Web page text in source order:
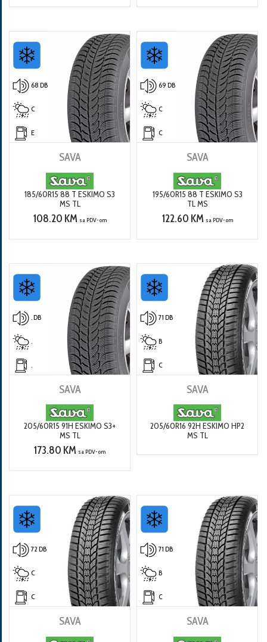
68 DB
C
E
SAVA
185/60R15 88 T ESKIMO S3
MS TL
108.20 KM sa PDV-om
69 DB
C
C
SAVA
195/60R15 88 T ESKIMO S3
TL MS
122.60 KM sa PDV-om
. DB
SAVA
205/60R15 91H ESKIMO S3+
MS TL
173.80 KM sa PDV-om
71 DB
B
C
SAVA
205/60R16 92H ESKIMO HP2
MS TL
72 DB
C
C
SAVA
71 DB
B
C
SAVA